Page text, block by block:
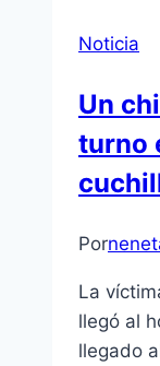
Noticia
Un
turno
Por
La
llegó al
llegado